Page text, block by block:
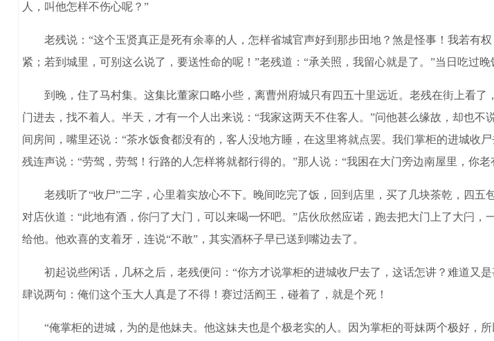
人，叫他怎样不伤心呢？”
老残说：“这个玉贤真正是死有余辜的人，怎样省城官声好到那步田地？煞是怪事！我若有
紧；若到城里，可别这么说了，要送性命的呢！”老残道：“承关照，我留心就是了。”当日吃过
到晚，住了马村集。这集比董家口略小些，离曹州府城只有四五十里远近。老残在街上看了
门进去，找不着人。半天，才有一个人出来说：“我家这两天不住客人。”问他甚么缘故，却也
间房间，嘴里还说：“茶水饭食都没有的，客人没地方睡，在这里将就点罢。我们掌柜的进城收
残连声说：“劳驾，劳驾！行路的人怎样将就都行得的。”那人说：“我困在大门旁边南屋里，你
老残听了“收尸”二字，心里着实放心不下。晚间吃完了饭，回到店里，买了几块茶乾，四五
对店伙道：“此地有酒，你闩了大门，可以来喝一怀吧。”店伙欣然应诺，跑去把大门上了大闩
给他。他欢喜的支着牙，连说“不敢”，其实酒杯子早已送到嘴边去了。
初起说些闲话，几杯之后，老残便问：“你方才说掌柜的进城收尸去了，这话怎讲？难道又
肆说两句：俺们这个玉大人真是了不得！赛过活阎王，碰着了，就是个死！
“俺掌柜的进城，为的是他妹夫。他这妹夫也是个极老实的人。因为掌柜的哥妹两个极好，